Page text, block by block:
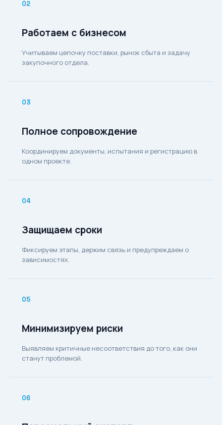
02
Работаем с бизнесом
Учитываем цепочку поставки, рынок сбыта и задачу
закупочного отдела.
03
Полное сопровождение
Координируем документы, испытания и регистрацию в
одном проекте.
04
Защищаем сроки
Фиксируем этапы, держим связь и предупреждаем о
зависимостях.
05
Минимизируем риски
Выявляем критичные несоответствия до того, как они
станут проблемой.
06